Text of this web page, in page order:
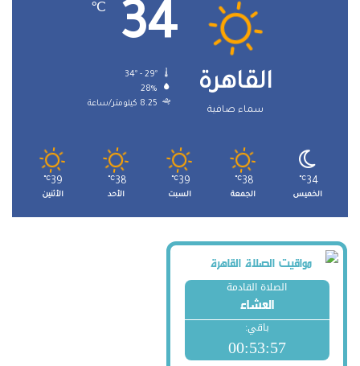
القاهرة
سماء صافية
34
℃
28%
8.25 كيلومتر/ساعة
34
℃
الخميس
38
℃
الجمعة
39
℃
السبت
38
℃
الأحد
39
℃
الأثنين